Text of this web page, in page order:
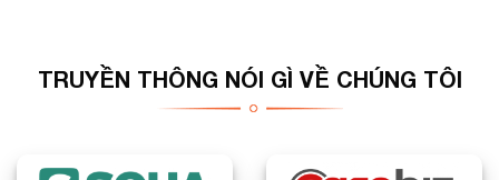
TRUYỀN THÔNG NÓI GÌ VỀ CHÚNG TÔI